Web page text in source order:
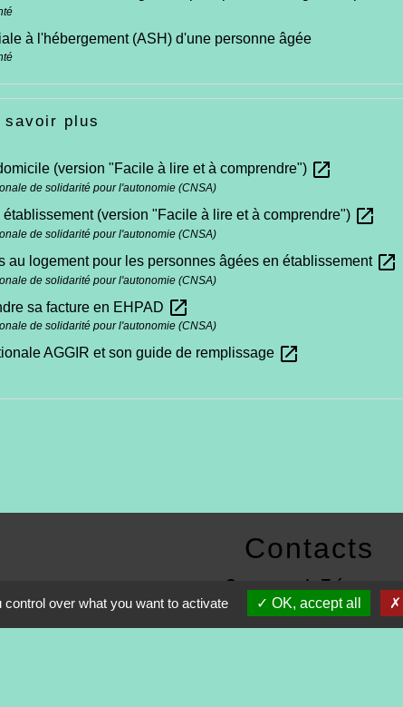
à l'hébergement (ASH) d'une personne âgée
savoir plus
(version "Facile à lire et à comprendre") open_in_new
de solidarité pour l'autonomie (CNSA)
établissement (version "Facile à lire et à comprendre") open_in_new
de solidarité pour l'autonomie (CNSA)
au logement pour les personnes âgées en établissement open_in_new
de solidarité pour l'autonomie (CNSA)
sa facture en EHPAD open_in_new
de solidarité pour l'autonomie (CNSA)
AGGIR et son guide de remplissage open_in_new
Contacts
Commune de Tréveneuc
2 place du Bourg
22410 Tréveneuc - FRANCE
over what you want to activate OK, accept all